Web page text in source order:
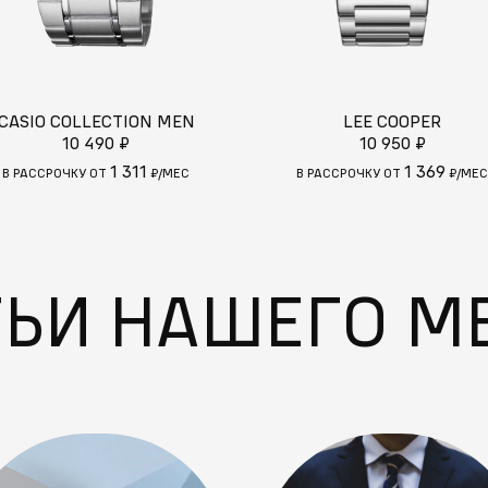
COLLECTION MEN
10 490 ₽
В РАССРОЧКУ ОТ 1 311 ₽/МЕС
LEE COOPER
10 950 ₽
В РАССРОЧКУ ОТ 1 369 ₽/МЕС
НАШЕГО